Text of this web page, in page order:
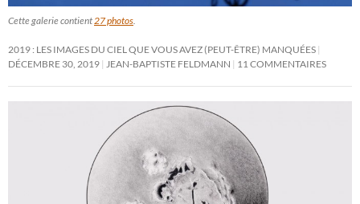
Cette galerie contient 27 photos
2019 : LES IMAGES DU CIEL QUE VOUS AVEZ (PEUT-ÊTRE) MANQUÉES
DÉCEMBRE 30, 2019
JEAN-BAPTISTE FELDMANN 11 COMMENTAIRES